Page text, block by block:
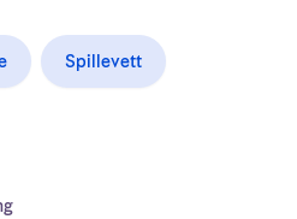
Spillevett